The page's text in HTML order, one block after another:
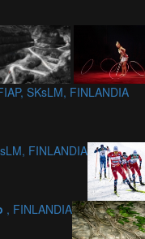
SKsLM, FINLANDIA
FINLANDIA
, FINLANDIA